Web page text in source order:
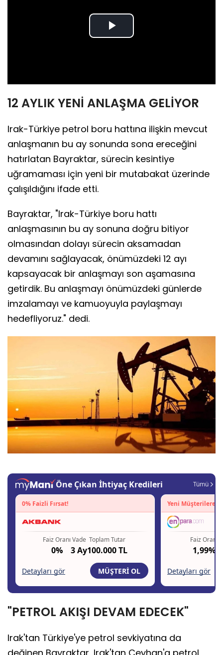
Play
12 AYLIK YENİ ANLAŞMA GELİYOR
Irak-Türkiye petrol boru hattına ilişkin mevcut
anlaşmanın bu ay sonunda sona ereceğini
hatırlatan Bayraktar, sürecin kesintiye
uğramaması için yeni bir mutabakat üzerinde
çalışıldığını ifade etti.
Bayraktar, "Irak-Türkiye boru hattı
anlaşmasının bu ay sonuna doğru bitiyor
olmasından dolayı sürecin aksamadan
devamını sağlayacak, önümüzdeki 12 ayı
kapsayacak bir anlaşmayı son aşamasına
getirdik. Bu anlaşmayı önümüzdeki günlerde
imzalamayı ve kamuoyuyla paylaşmayı
hedefliyoruz." dedi.
"PETROL AKIŞI DEVAM EDECEK"
Irak'tan Türkiye'ye petrol sevkiyatına da